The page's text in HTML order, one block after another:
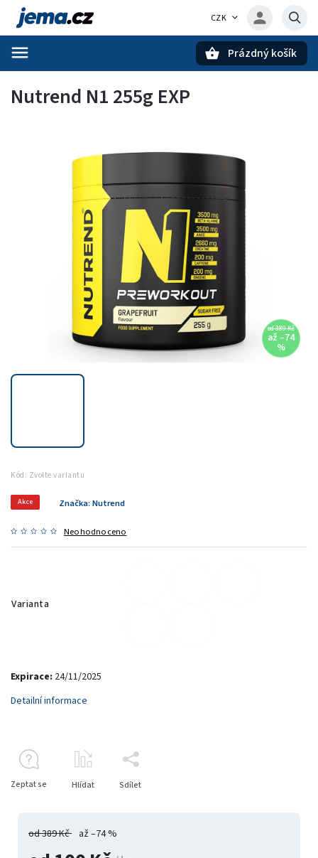
CZK
Prázdný košík
Nutrend N1 255g EXP
od 389 Kč
až –74
%
Kód: Zvolte variantu
Akce
Neohodnoceno
Značka: Nutrend
Varianta
od 389 Kč až –74 %
Expirace: 24/11/2025
Detailní informace
Zeptat se Hlídat Sdílet